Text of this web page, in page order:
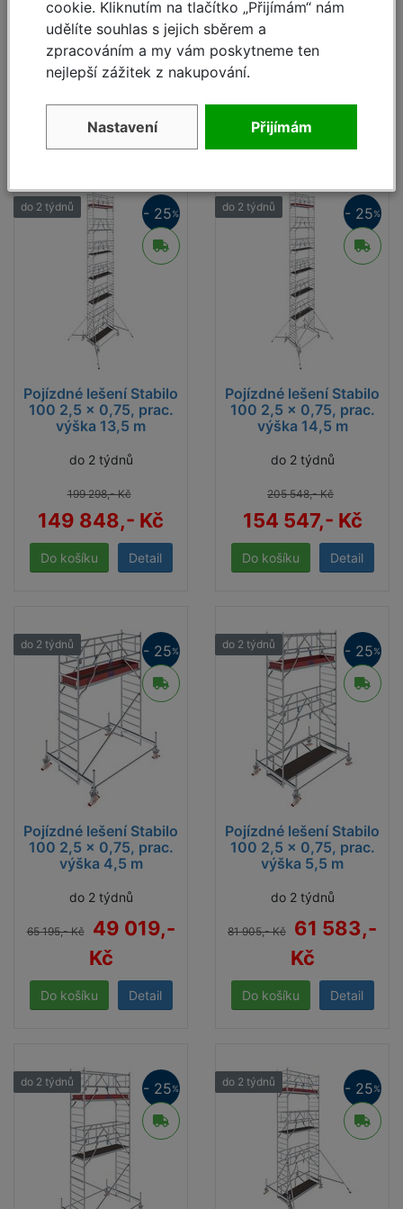
do 2 týdnů
178 795,- Kč
134 433,- Kč
Detail
183 450,- Kč
137 932,- Kč
Pojízdné lešení Stabilo
100 2,5 x 0,75, prac.
výška 13,5 m
do 2 týdnů
do 2 týdnů
199 298,- Kč
149 848,- Kč
Detail
- 25%
Pojízdné lešení Stabilo
100 2,5 x 0,75, prac.
výška 14,5 m
do 2 týdnů
do 2 týdnů
205 548,- Kč
154 547,- Kč
Detail
- 25%
Pojízdné lešení Stabilo
100 2,5 x 0,75, prac.
výška 4,5 m
do 2 týdnů
do 2 týdnů
65 195,- Kč
49 019,-
Kč
Detail
- 25%
Pojízdné lešení Stabilo
100 2,5 x 0,75, prac.
výška 5,5 m
do 2 týdnů
do 2 týdnů
81 905,- Kč
61 583,-
Kč
Detail
- 25%
do 2 týdnů - 25% do 2 týdnů - 25%
cookie. Kliknutím na tlačítko „Přijímám“ nám
udělíte souhlas s jejich sběrem a
zpracováním a my vám poskytneme ten
nejlepší zážitek z nakupování.
Nastavení Přijímám